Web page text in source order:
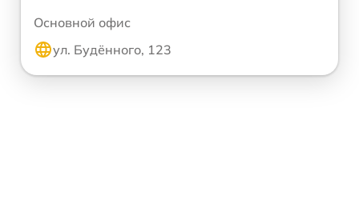
Основной офис
ул. Будённого, 123